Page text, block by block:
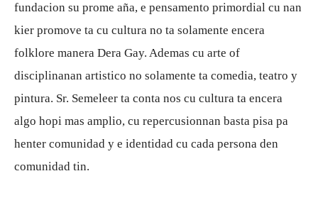
fundacion su prome aña, e pensamento primordial cu nan
kier promove ta cu cultura no ta solamente encera
folklore manera Dera Gay. Ademas cu arte of
disciplinanan artistico no solamente ta comedia, teatro y
pintura. Sr. Semeleer ta conta nos cu cultura ta encera
algo hopi mas amplio, cu repercusionnan basta pisa pa
henter comunidad y e identidad cu cada persona den
comunidad tin.